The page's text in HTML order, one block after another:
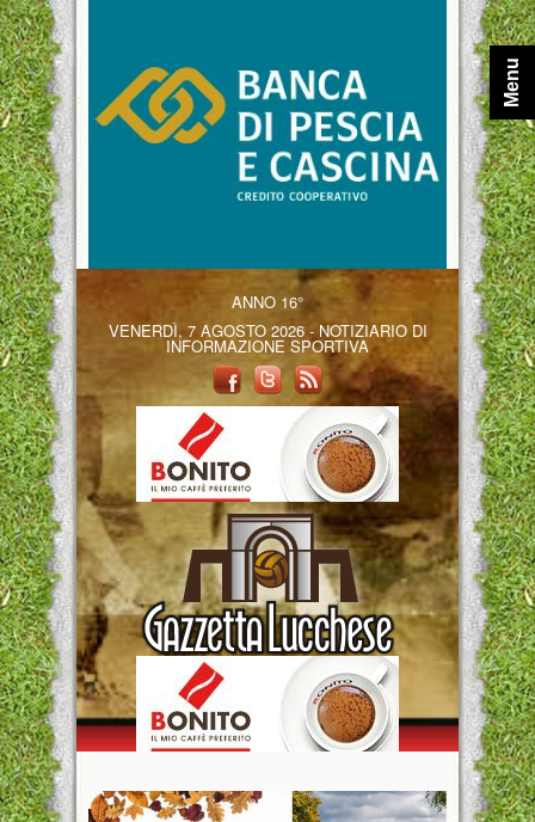
ANNO 16°
VENERDÌ, 7 AGOSTO 2026 - NOTIZIARIO DI
INFORMAZIONE SPORTIVA
Menu